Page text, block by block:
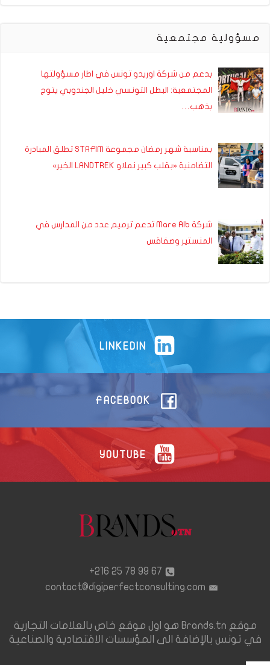
مسؤولية مجتمعية
بدعم من شركة اوريدو تونس في اطار مسؤولتها
المجتمعية: البطل التونسي خليل الجندوبي يتوج
بذهب…
بمناسبة شهر رمضان مجموعة STAFIM تطلق المبادرة
التضامنية «بقلب كبير نملاو LANDTREK الخير»
شركة Mare Alb تدعم ترميم عدد من المدارس في
المنستير وصفاقس
LINKEDIN
FACEBOOK
YOUTUBE
67 99 78 25 216+
contact@digiperfectconsulting.com
موقع Brands.tn هو اول موقع خاص بالعلامات التجارية
في تونس بالإضافة الى المؤسسات الاقتصادية والصناعية